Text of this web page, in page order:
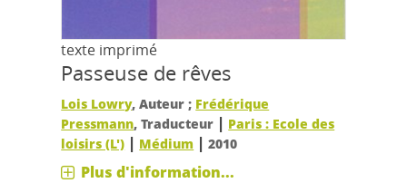
texte imprimé
Passeuse de rêves
Lois Lowry, Auteur ; Frédérique
Pressmann, Traducteur | Paris : Ecole des
loisirs (L') | Médium |2010
Plus d'information...